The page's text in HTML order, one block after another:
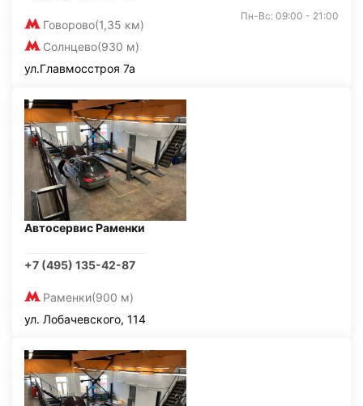
Говорово(1,35 км)
Солнцево(930 м)
Пн-Вс: 09:00 - 21:00
ул.Главмосстроя 7а
Автосервис Раменки
+7 (495) 135-42-87
Раменки(900 м)
ул. Лобачевского, 114